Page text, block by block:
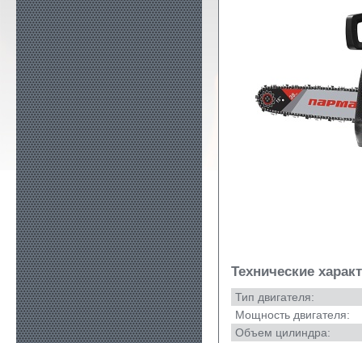
Технические
Тип двигателя:
Мощность двигателя:
Объем цилиндра: